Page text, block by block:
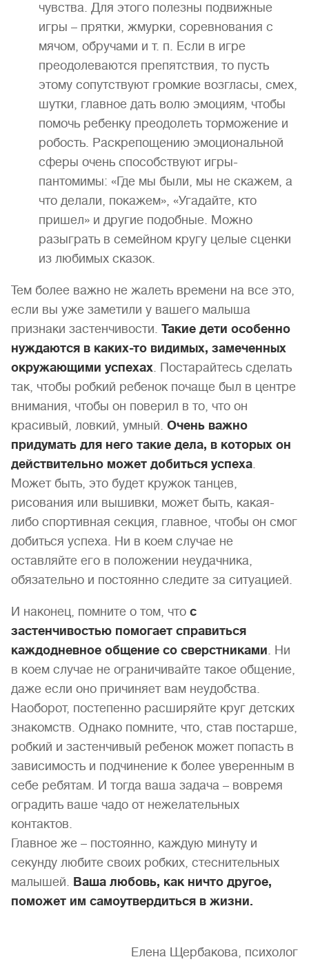
чувства. Для этого полезны подвижные
игры – прятки, жмурки, соревнования с
мячом, обручами и т. п. Если в игре
преодолеваются препятствия, то пусть
этому сопутствуют громкие возгласы, смех,
шутки, главное дать волю эмоциям, чтобы
помочь ребенку преодолеть торможение и
робость. Раскрепощению эмоциональной
сферы очень способствуют игры-
пантомимы: «Где мы были, мы не скажем, а
что делали, покажем», «Угадайте, кто
пришел» и другие подобные. Можно
разыграть в семейном кругу целые сценки
из любимых сказок.
Тем более важно не жалеть времени на все это,
если вы уже заметили у вашего малыша
признаки застенчивости. Такие дети особенно
нуждаются в каких-то видимых, замеченных
окружающими успехах. Постарайтесь сделать
так, чтобы робкий ребенок почаще был в центре
внимания, чтобы он поверил в то, что он
красивый, ловкий, умный. Очень важно
придумать для него такие дела, в которых он
действительно может добиться успеха.
Может быть, это будет кружок танцев,
рисования или вышивки, может быть, какая-
либо спортивная секция, главное, чтобы он смог
добиться успеха. Ни в коем случае не
оставляйте его в положении неудачника,
обязательно и постоянно следите за ситуацией.
И наконец, помните о том, что с
застенчивостью помогает справиться
каждодневное общение со сверстниками. Ни
в коем случае не ограничивайте такое общение,
даже если оно причиняет вам неудобства.
Наоборот, постепенно расширяйте круг детских
знакомств. Однако помните, что, став постарше,
робкий и застенчивый ребенок может попасть в
зависимость и подчинение к более уверенным в
себе ребятам. И тогда ваша задача – вовремя
оградить ваше чадо от нежелательных
контактов.
Главное же – постоянно, каждую минуту и
секунду любите своих робких, стеснительных
малышей. Ваша любовь, как ничто другое,
поможет им самоутвердиться в жизни.
Елена Щербакова, психолог